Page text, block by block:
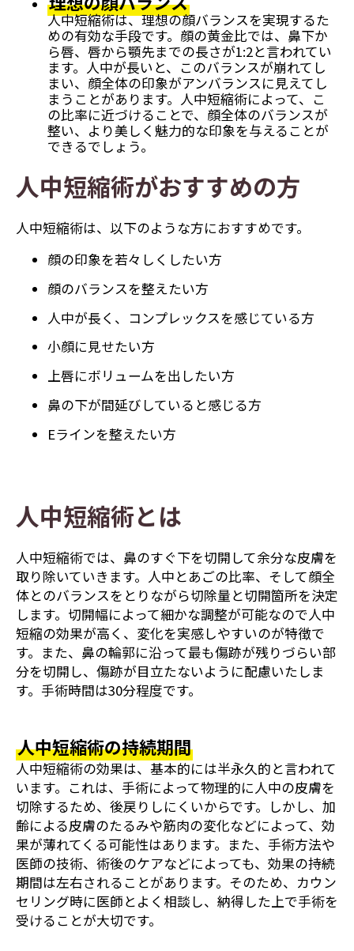
人中短縮術は、理想の顔バランスを実現するた
めの有効な手段です。顔の黄金比では、鼻下か
ら唇、唇から顎先までの長さが1:2と言われてい
ます。人中が長いと、このバランスが崩れてし
まい、顔全体の印象がアンバランスに見えてし
まうことがあります。人中短縮術によって、こ
の比率に近づけることで、顔全体のバランスが
整い、より美しく魅力的な印象を与えることが
できるでしょう。
人中短縮術がおすすめの方
人中短縮術は、以下のような方におすすめです。
顔の印象を若々しくしたい方
顔のバランスを整えたい方
人中が長く、コンプレックスを感じている方
小顔に見せたい方
上唇にボリュームを出したい方
鼻の下が間延びしていると感じる方
Eラインを整えたい方
人中短縮術とは
人中短縮術では、鼻のすぐ下を切開して余分な皮膚を
取り除いていきます。人中とあごの比率、そして顔全
体とのバランスをとりながら切除量と切開箇所を決定
します。切開幅によって細かな調整が可能なので人中
短縮の効果が高く、変化を実感しやすいのが特徴で
す。また、鼻の輪郭に沿って最も傷跡が残りづらい部
分を切開し、傷跡が目立たないように配慮いたしま
す。手術時間は30分程度です。
人中短縮術の持続期間
人中短縮術の効果は、基本的には半永久的と言われて
います。これは、手術によって物理的に人中の皮膚を
切除するため、後戻りしにくいからです。しかし、加
齢による皮膚のたるみや筋肉の変化などによって、効
果が薄れてくる可能性はあります。また、手術方法や
医師の技術、術後のケアなどによっても、効果の持続
期間は左右されることがあります。そのため、カウン
セリング時に医師とよく相談し、納得した上で手術を
受けることが大切です。